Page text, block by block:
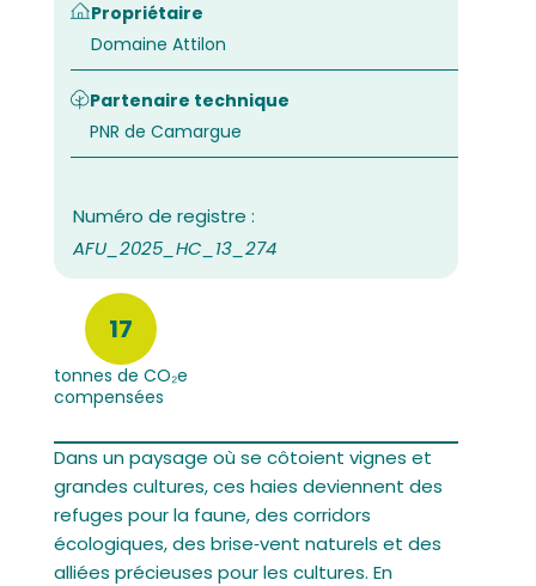
Propriétaire
Domaine Attilon
Partenaire technique
PNR de Camargue
AFU_2025_HC_13_274
17
tonnes de CO₂e
compensées
Dans un paysage où se côtoient vignes et
grandes cultures, ces haies deviennent des
refuges pour la faune, des corridors
écologiques, des brise‑vent naturels et des
alliées précieuses pour les cultures. En